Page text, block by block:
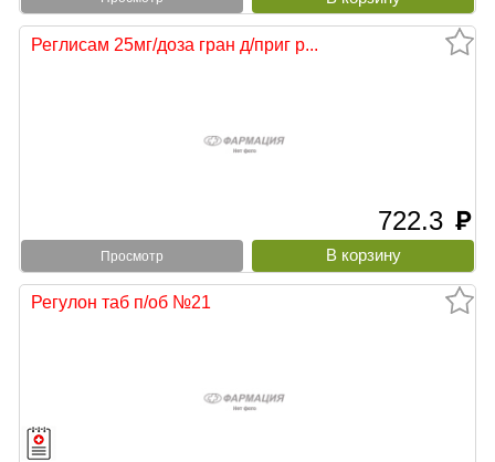
Реглисам 25мг/доза гран д/приг р...
722.3 руб
Просмотр
Регулон таб п/об №21